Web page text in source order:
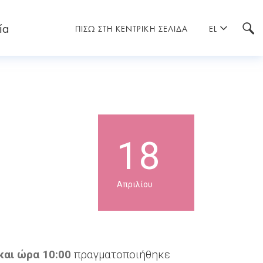
ΠΙΣΩ ΣΤΗ ΚΕΝΤΡΙΚΗ ΣΕΛΙΔΑ EL
18
Απριλίου
ώρα 10:00 πραγματοποιήθηκε